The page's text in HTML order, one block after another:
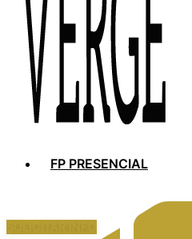
FP PRESENCIAL